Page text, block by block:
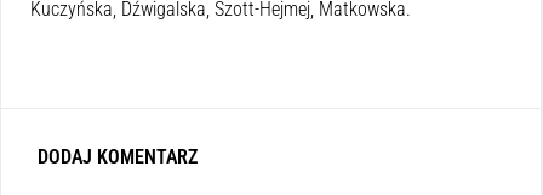
Kuczyńska, Dźwigalska, Szott-Hejmej, Matkowska.
DODAJ KOMENTARZ